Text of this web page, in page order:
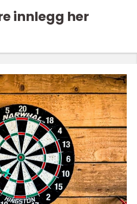
innlegg her